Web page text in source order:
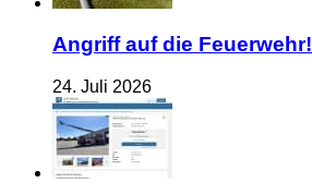
Angriff auf die Feuerwehr!
24. Juli 2026